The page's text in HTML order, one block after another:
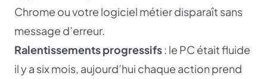
Chrome ou votre logiciel métier disparaît sans
message d’erreur.
Ralentissements progressifs: le PC était fluide
il y a six mois, aujourd’hui chaque action prend